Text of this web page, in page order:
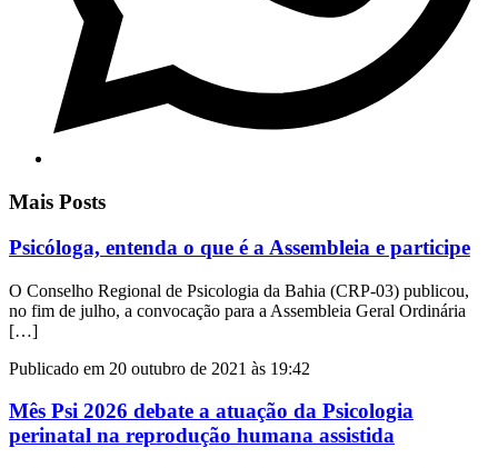
Mais Posts
Psicóloga, entenda o que é a Assembleia e participe
O Conselho Regional de Psicologia da Bahia (CRP-03) publicou,
no fim de julho, a convocação para a Assembleia Geral Ordinária
[…]
Publicado em 20 outubro de 2021 às 19:42
Mês Psi 2026 debate a atuação da Psicologia
perinatal na reprodução humana assistida